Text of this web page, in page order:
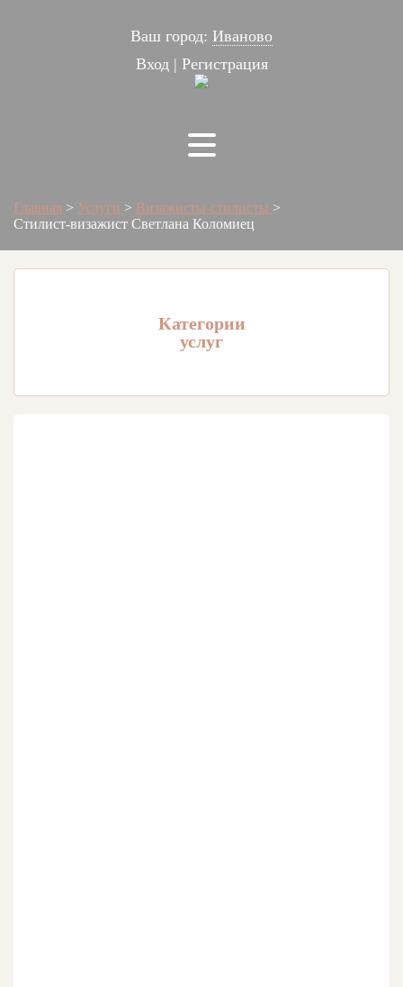
Ваш город: Иваново
Вход| Регистрация
Главная > Услуги > Визажисты-стилисты >
Стилист-визажист Светлана Коломиец
Категории
услуг